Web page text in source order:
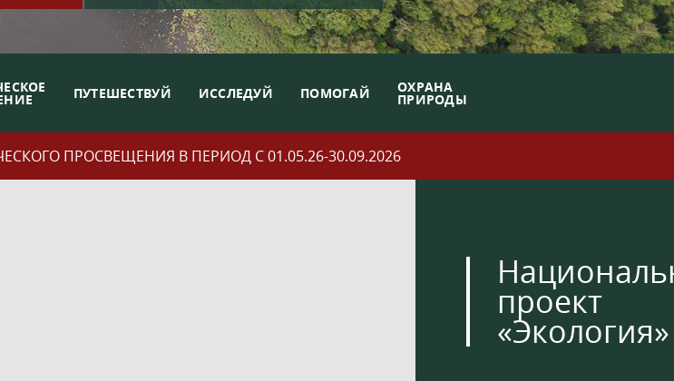
ПУТЕШЕСТВУЙ ИССЛЕДУЙ ПОМОГАЙ ОХРАНА
ПРИРОДЫ
ПРОСВЕЩЕНИЯ В ПЕРИОД С 01.05.26-30.09.2026
проект
«Экология»